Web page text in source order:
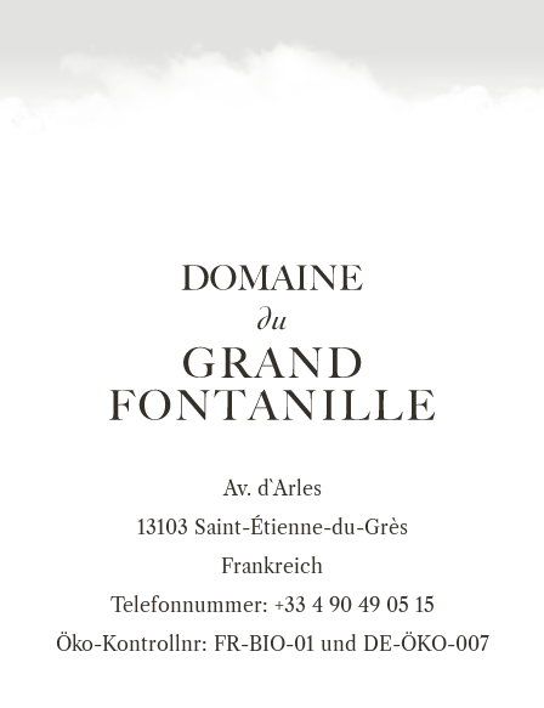
Av. d`Arles
13103 Saint-Étienne-du-Grès
Frankreich
Telefonnummer: +33 4 90 49 05 15
Öko-Kontrollnr: FR-BIO-01 und DE-ÖKO-007